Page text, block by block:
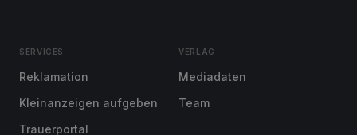
SERVICES
Reklamation
Kleinanzeigen aufgeben
Trauerportal
VERLAG
Mediadaten
Team